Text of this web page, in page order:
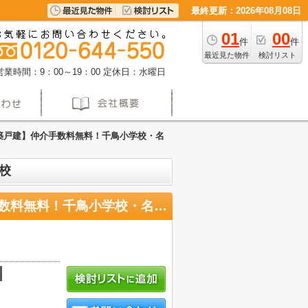
最終更新：2026年08月08日
01件
最近見た物件
00件
検討リスト
業時間：9：00～19：00 定休日：水曜日
建】仲介手数料無料！千鳥小学校・名
【名古屋市南区天白町3丁目9-33新築戸建】仲介手数料無料！千鳥小学校・名南中学校